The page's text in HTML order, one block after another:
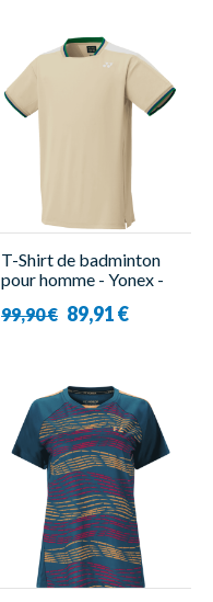
T-Shirt de badminton
pour homme - Yonex -
99,90 € 89,91 €